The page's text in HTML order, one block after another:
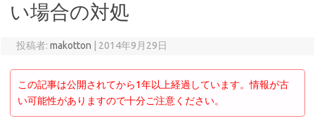
い場合の対処
投稿者: makotton 2014年9月29日
この記事は公開されてから1年以上経過しています。情報が古
い可能性がありますので十分ご注意ください。